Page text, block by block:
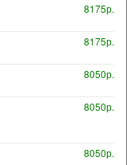
8175р.
8175р.
8050р.
8050р.
8050р.